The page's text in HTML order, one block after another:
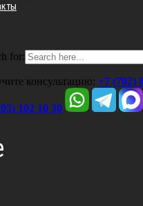
for:
консультацию: +7 (702)
102 10 30